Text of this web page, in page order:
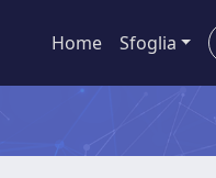
Home Sfoglia